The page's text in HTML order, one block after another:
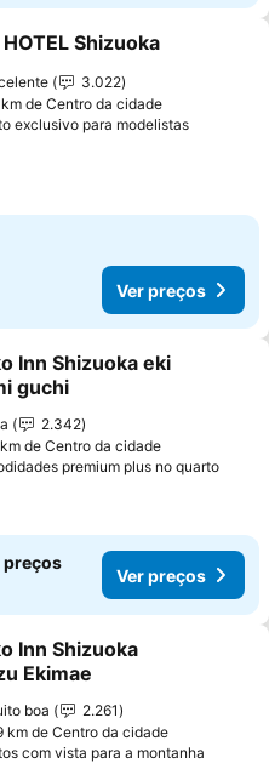
aos favoritos
HOTEL Shizuoka
3.022
de Centro da cidade
exclusivo para modelistas
Ver preços
aos favoritos
Inn Shizuoka eki
guchi
2.342
de Centro da cidade
premium plus no quarto
preços
Ver preços
aos favoritos
Inn Shizuoka
Ekimae
boa
2.261
km de Centro da cidade
com vista para a montanha